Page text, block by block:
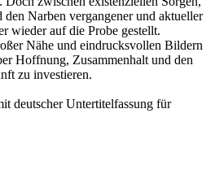
Narben vergangener und aktueller
wieder auf die Probe gestellt.
Nähe und eindrucksvollen Bildern
Hoffnung, Zusammenhalt und den
zu investieren.
deutscher Untertitelfassung für